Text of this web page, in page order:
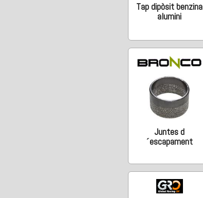
Tap dipòsit benzina
alumini
Juntes d
´escapament